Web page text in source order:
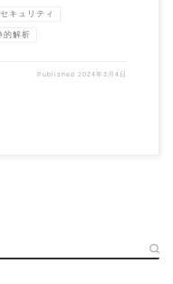
セキュリティ
的解析
Published 2024年3月4日